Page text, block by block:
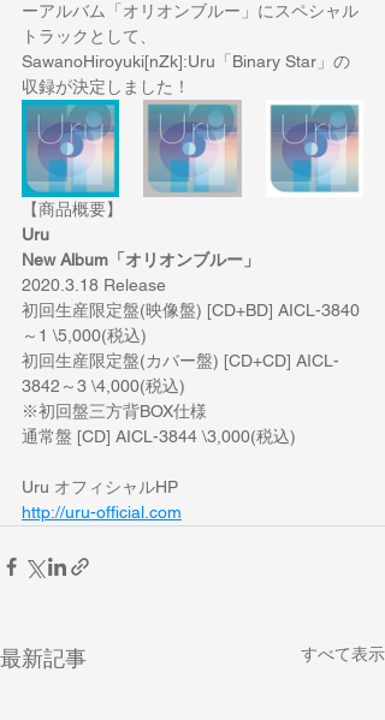
ーアルバム「オリオンブルー」にスペシャル
トラックとして、
SawanoHiroyuki[nZk]:Uru「Binary Star」の
収録が決定しました！
【商品概要】
Uru
New Album「オリオンブルー」
2020.3.18 Release
初回生産限定盤(映像盤) [CD+BD] AICL-3840
～1 \5,000(税込)
初回生産限定盤(カバー盤) [CD+CD] AICL-
3842～3 \4,000(税込)
※初回盤三方背BOX仕様
通常盤 [CD] AICL-3844 \3,000(税込)
Uru オフィシャルHP
http://uru-official.com
最新記事 すべて表示